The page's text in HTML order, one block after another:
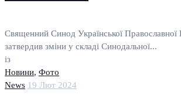
Священний Синод Української Православної
затвердив зміни у складі Синодальної...
із
Новини, Фото
News 19 Лют 2024